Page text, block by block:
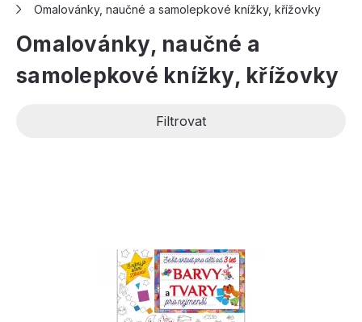
Omalovánky, naučné a samolepkové knížky, křížovky
Omalovánky, naučné a
samolepkové knížky, křížovky
Filtrovat